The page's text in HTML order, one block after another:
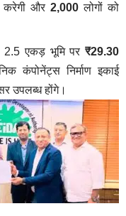
करेगी और2,000 लोगों को
2.5 एकड़ भूमि पर ₹29.30
कंपोनेंट्स निर्माण इकाई
उपलब्ध होंगे।